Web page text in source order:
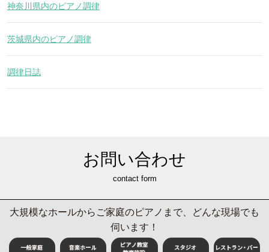
神奈川県内のピアノ調律
茨城県内のピアノ調律
調律日誌
お問い合わせ
contact form
大規模なホールからご家庭のピアノまで、どんな現場でも
伺います！